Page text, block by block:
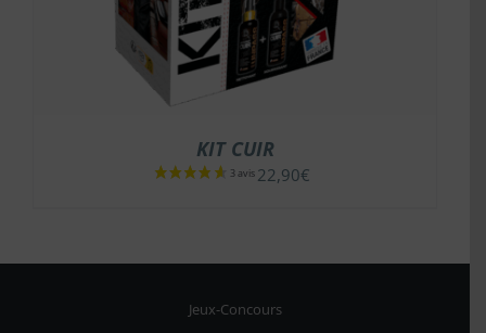
KIT CUIR
22,90€
Jeux-Concours